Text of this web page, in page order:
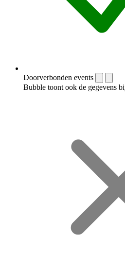
Doorverbonden events
Bubble toont ook de gegevens